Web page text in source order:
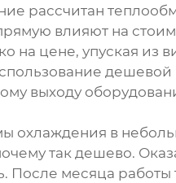
рассчитан
влияют на
на цене, упуская из
выходу
охлаждения в
так дешево.
После месяца